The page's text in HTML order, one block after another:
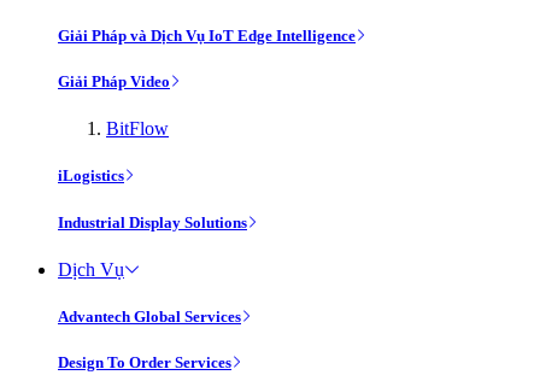
Giải Pháp và Dịch Vụ IoT Edge Intelligence
Giải Pháp Video
BitFlow
iLogistics
Industrial Display Solutions
Dịch Vụ
Advantech Global Services
Design To Order Services